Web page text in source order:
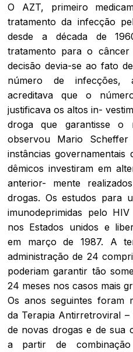
O AZT, primeiro
tratamento da infecção
desde a década de
tratamento para o
decisão devia-se ao fato
número de infecções,
acreditava que o
justificava os altos in-
droga que garantisse o
observou Mario
instâncias
dêmicos investiram em
anterior- mente
drogas. Os estudos para
imunodeprimidas pelo
nos Estados unidos e
em março de 1987. A
administração de 24
poderiam garantir tão
24 meses nos casos mais
Os anos seguintes foram
da Terapia Antirretroviral
de novas drogas e de sua
a partir de